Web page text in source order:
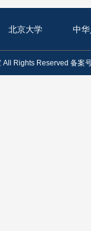
北京大学 中
Rights Reserved 备案